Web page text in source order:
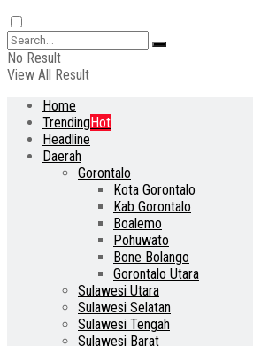
No Result
View All Result
Home
TrendingHot
Headline
Daerah
Gorontalo
Kota Gorontalo
Kab Gorontalo
Boalemo
Pohuwato
Bone Bolango
Gorontalo Utara
Sulawesi Utara
Sulawesi Selatan
Sulawesi Tengah
Sulawesi Barat